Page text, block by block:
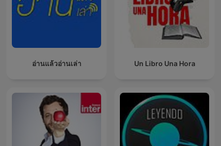
อ่านแล้วอ่านเล่า Un Libro Una Hora